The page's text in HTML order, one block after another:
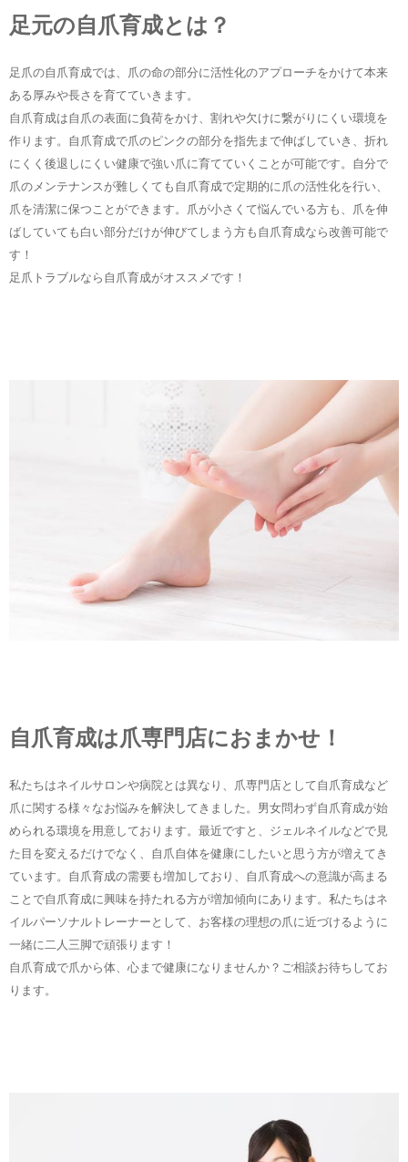
足元の自爪育成とは？
足爪の自爪育成では、爪の命の部分に活性化のアプローチをかけて本来
ある厚みや長さを育てていきます。
自爪育成は自爪の表面に負荷をかけ、割れや欠けに繋がりにくい環境を
作ります。自爪育成で爪のピンクの部分を指先まで伸ばしていき、折れ
にくく後退しにくい健康で強い爪に育てていくことが可能です。自分で
爪のメンテナンスが難しくても自爪育成で定期的に爪の活性化を行い、
爪を清潔に保つことができます。爪が小さくて悩んでいる方も、爪を伸
ばしていても白い部分だけが伸びてしまう方も自爪育成なら改善可能で
す！
足爪トラブルなら自爪育成がオススメです！
自爪育成は爪専門店におまかせ！
私たちはネイルサロンや病院とは異なり、爪専門店として自爪育成など
爪に関する様々なお悩みを解決してきました。男女問わず自爪育成が始
められる環境を用意しております。最近ですと、ジェルネイルなどで見
た目を変えるだけでなく、自爪自体を健康にしたいと思う方が増えてき
ています。自爪育成の需要も増加しており、自爪育成への意識が高まる
ことで自爪育成に興味を持たれる方が増加傾向にあります。私たちはネ
イルパーソナルトレーナーとして、お客様の理想の爪に近づけるように
一緒に二人三脚で頑張ります！
自爪育成で爪から体、心まで健康になりませんか？ご相談お待ちしてお
ります。